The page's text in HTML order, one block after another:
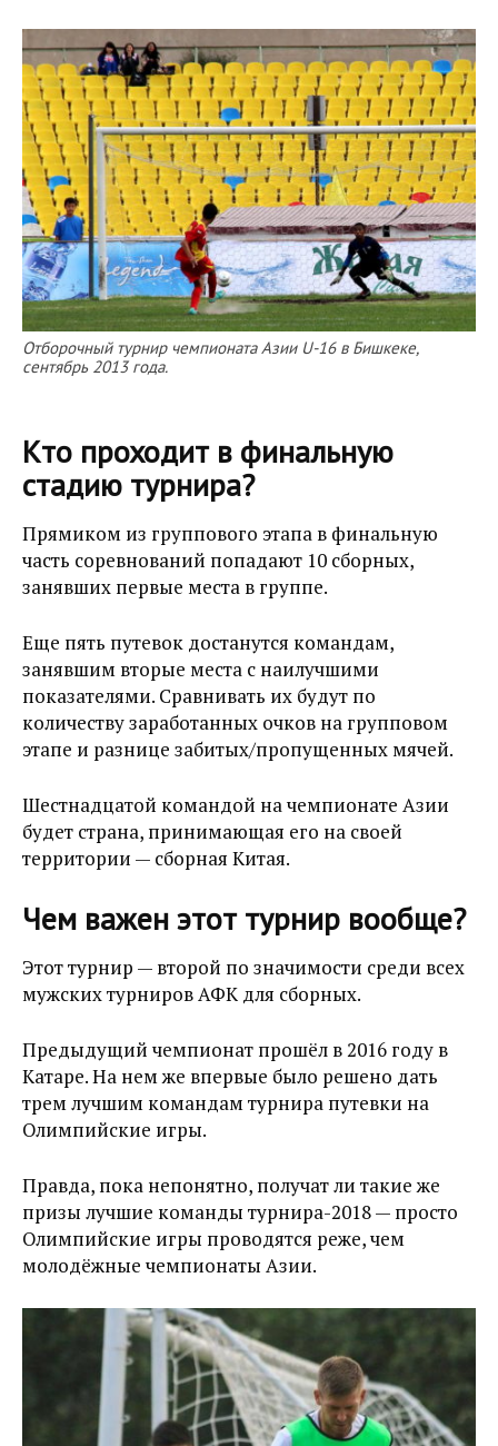
Отборочный турнир чемпионата Азии U-16 в Бишкеке,
сентябрь 2013 года.
Кто проходит в финальную
стадию турнира?
Прямиком из группового этапа в финальную
часть соревнований попадают 10 сборных,
занявших первые места в группе.
Еще пять путевок достанутся командам,
занявшим вторые места с наилучшими
показателями. Сравнивать их будут по
количеству заработанных очков на групповом
этапе и разнице забитых/пропущенных мячей.
Шестнадцатой командой на чемпионате Азии
будет страна, принимающая его на своей
территории — сборная Китая.
Чем важен этот турнир вообще?
Этот турнир — второй по значимости среди всех
мужских турниров АФК для сборных.
Предыдущий чемпионат прошёл в 2016 году в
Катаре. На нем же впервые было решено дать
трем лучшим командам турнира путевки на
Олимпийские игры.
Правда, пока непонятно, получат ли такие же
призы лучшие команды турнира-2018 — просто
Олимпийские игры проводятся реже, чем
молодёжные чемпионаты Азии.